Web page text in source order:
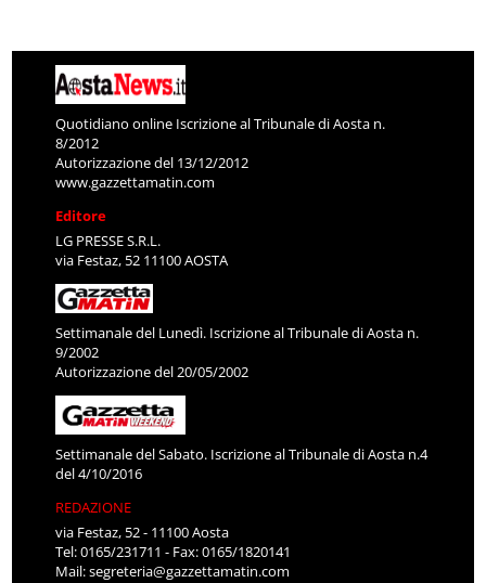
Quotidiano online Iscrizione al Tribunale di Aosta n.
8/2012
Autorizzazione del 13/12/2012
www.gazzettamatin.com
Editore
LG PRESSE S.R.L.
via Festaz, 52 11100 AOSTA
Settimanale del Lunedì. Iscrizione al Tribunale di Aosta n.
9/2002
Autorizzazione del 20/05/2002
Settimanale del Sabato. Iscrizione al Tribunale di Aosta n.4
del 4/10/2016
REDAZIONE
via Festaz, 52 - 11100 Aosta
Tel: 0165/231711 - Fax: 0165/1820141
Mail:segreteria@gazzettamatin.com